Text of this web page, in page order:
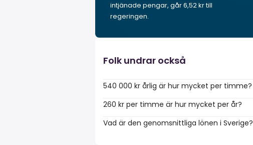
intjänade pengar, går 6,52 kr till
regeringen.
Folk undrar också
540 000 kr årlig är hur mycket per timme?
260 kr per timme är hur mycket per år?
Vad är den genomsnittliga lönen i Sverige?